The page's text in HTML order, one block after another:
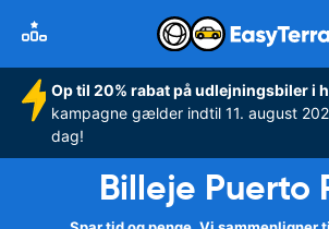
Op til 20% rabat på udlejningsbiler i
kampagne gælder indtil 11. august
dag!
Billeje Puerto